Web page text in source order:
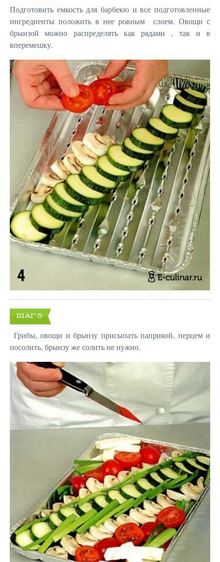
Подготовить емкость для барбекю и все подготовленные
ингредиенты положить в нее ровным слоем. Овощи с
брынзой можно распределять как рядами , так и в
вперемешку.
ШАГ 5
Грибы, овощи и брынзу присыпать паприкой, перцем и
посолить, брынзу же солить не нужно.